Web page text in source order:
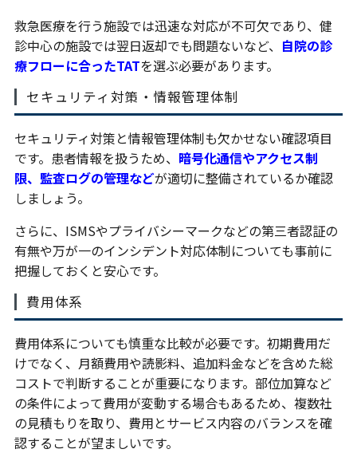
救急医療を行う施設では迅速な対応が不可欠であり、健
診中心の施設では翌日返却でも問題ないなど、 自院の診
療フローに合ったTATを選ぶ必要があります。
セキュリティ対策・情報管理体制
セキュリティ対策と情報管理体制も欠かせない確認項目
です。患者情報を扱うため、 暗号化通信やアクセス制
限、監査ログの管理などが適切に整備されているか確認
しましょう。
さらに、ISMSやプライバシーマークなどの第三者認証の
有無や万が一のインシデント対応体制についても事前に
把握しておくと安心です。
費用体系
費用体系についても慎重な比較が必要です。初期費用だ
けでなく、月額費用や読影料、追加料金などを含めた総
コストで判断することが重要になります。部位加算など
の条件によって費用が変動する場合もあるため、複数社
の見積もりを取り、費用とサービス内容のバランスを確
認することが望ましいです。